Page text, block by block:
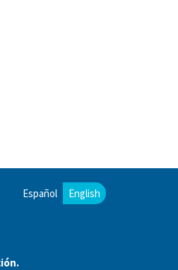
Español English